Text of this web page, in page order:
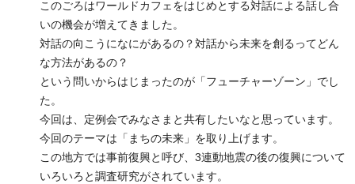
このごろはワールドカフェをはじめとする対話による話し合
いの機会が増えてきました。
対話の向こうになにがあるの？対話から未来を創るってどん
な方法があるの？
という問いからはじまったのが「フューチャーゾーン」でし
た。
今回は、定例会でみなさまと共有したいなと思っています。
今回のテーマは「まちの未来」を取り上げます。
この地方では事前復興と呼び、3連動地震の後の復興について
いろいろと調査研究がされています。